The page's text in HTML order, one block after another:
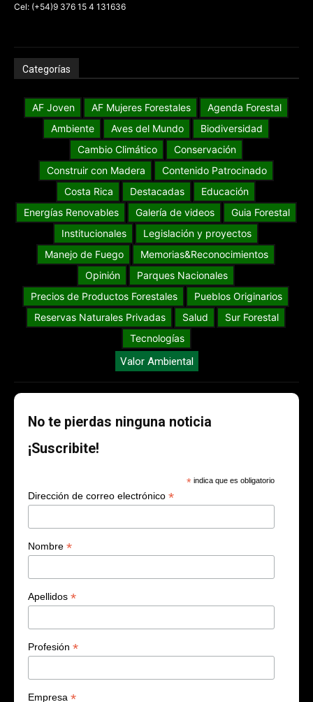
Cel: (+54)9 376 15 4 131636
Categorías
AF Joven AF Mujeres Forestales
Agenda Forestal
Ambiente
Aves del Mundo
Biodiversidad
Cambio Climático
Conservación
Construir con Madera
Contenido Patrocinado
Costa Rica
Destacadas
Educación
Energías Renovables
Galería de videos
Guia Forestal
Institucionales
Legislación y proyectos
Manejo de Fuego
Memorias&Reconocimientos
Opinión
Parques Nacionales
Precios de Productos Forestales
Pueblos Originarios
Reservas Naturales Privadas
Salud
Sur Forestal
Tecnologías
Valor Ambiental
No te pierdas ninguna noticia
¡Suscribite!
* indica que es obligatorio
Dirección de correo electrónico *
Nombre *
Apellidos *
Profesión *
Empresa